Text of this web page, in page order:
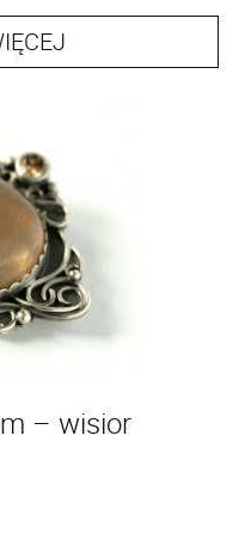
– wisior